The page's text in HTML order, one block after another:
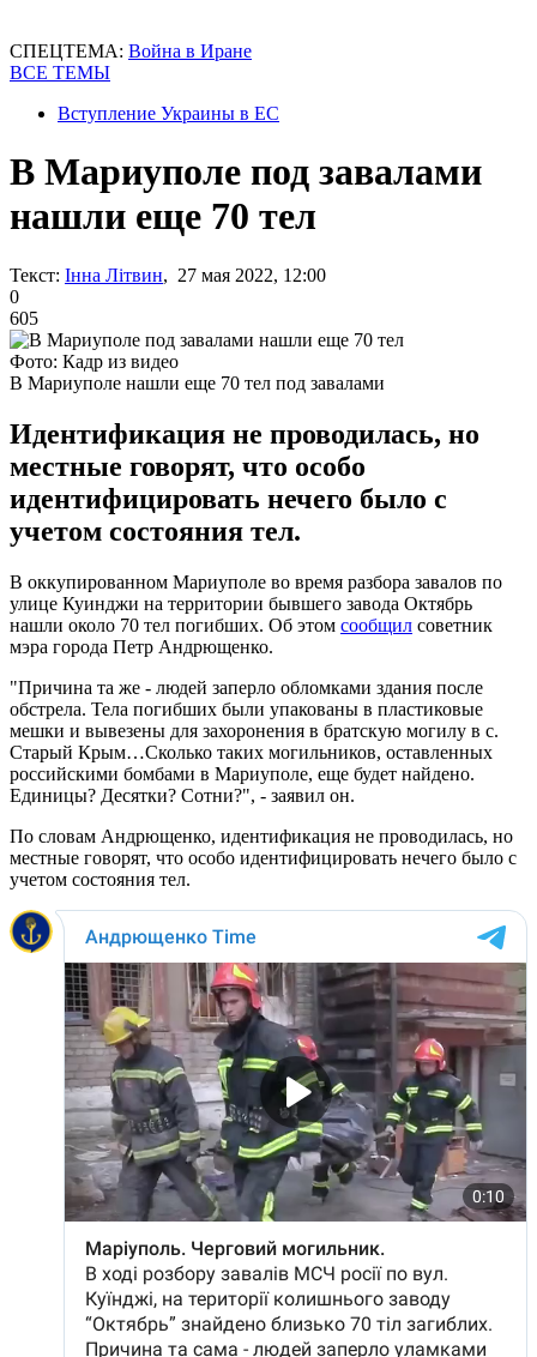
СПЕЦТЕМА: Война в Иране
ВСЕ ТЕМЫ
Вступление Украины в ЕС
В Мариуполе под завалами
нашли еще 70 тел
Текст: Інна Літвин, 27 мая 2022, 12:00
0
605
Фото: Кадр из видео
В Мариуполе нашли еще 70 тел под завалами
Идентификация не проводилась, но
местные говорят, что особо
идентифицировать нечего было с
учетом состояния тел.
В оккупированном Мариуполе во время разбора завалов по
улице Куинджи на территории бывшего завода Октябрь
нашли около 70 тел погибших. Об этом сообщил советник
мэра города Петр Андрющенко.
"Причина та же - людей заперло обломками здания после
обстрела. Тела погибших были упакованы в пластиковые
мешки и вывезены для захоронения в братскую могилу в с.
Старый Крым…Сколько таких могильников, оставленных
российскими бомбами в Мариуполе, еще будет найдено.
Единицы? Десятки? Сотни?", - заявил он.
По словам Андрющенко, идентификация не проводилась, но
местные говорят, что особо идентифицировать нечего было с
учетом состояния тел.